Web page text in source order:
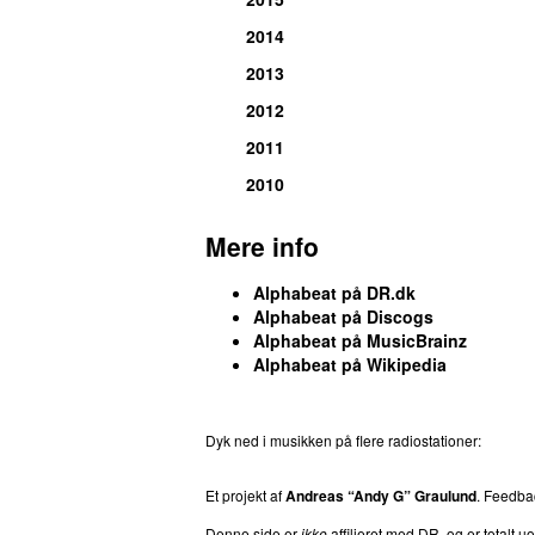
2014
2013
2012
2011
2010
Mere info
Alphabeat på DR.dk
Alphabeat på Discogs
Alphabeat på MusicBrainz
Alphabeat på Wikipedia
Dyk ned i musikken på flere radiostationer:
Et projekt afAndreas “Andy G” Graulund.